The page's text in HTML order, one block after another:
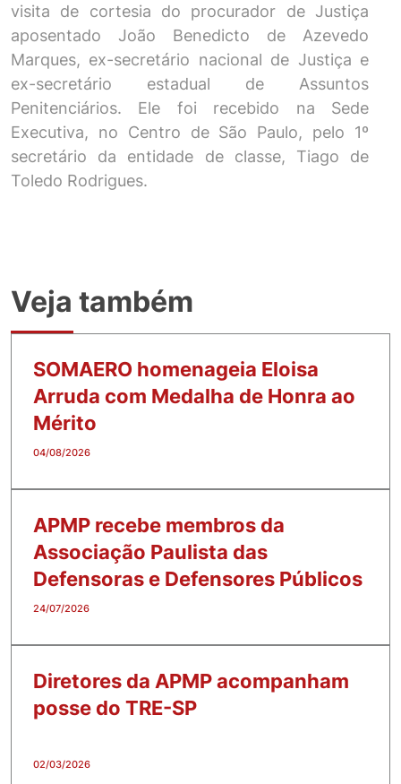
visita de cortesia do procurador de Justiça
aposentado João Benedicto de Azevedo
Marques, ex-secretário nacional de Justiça e
ex-secretário estadual de Assuntos
Penitenciários. Ele foi recebido na Sede
Executiva, no Centro de São Paulo, pelo 1º
secretário da entidade de classe, Tiago de
Toledo Rodrigues.
Veja também
SOMAERO homenageia Eloisa
Arruda com Medalha de Honra ao
Mérito
04/08/2026
APMP recebe membros da
Associação Paulista das
Defensoras e Defensores Públicos
24/07/2026
Diretores da APMP acompanham
posse do TRE-SP
02/03/2026